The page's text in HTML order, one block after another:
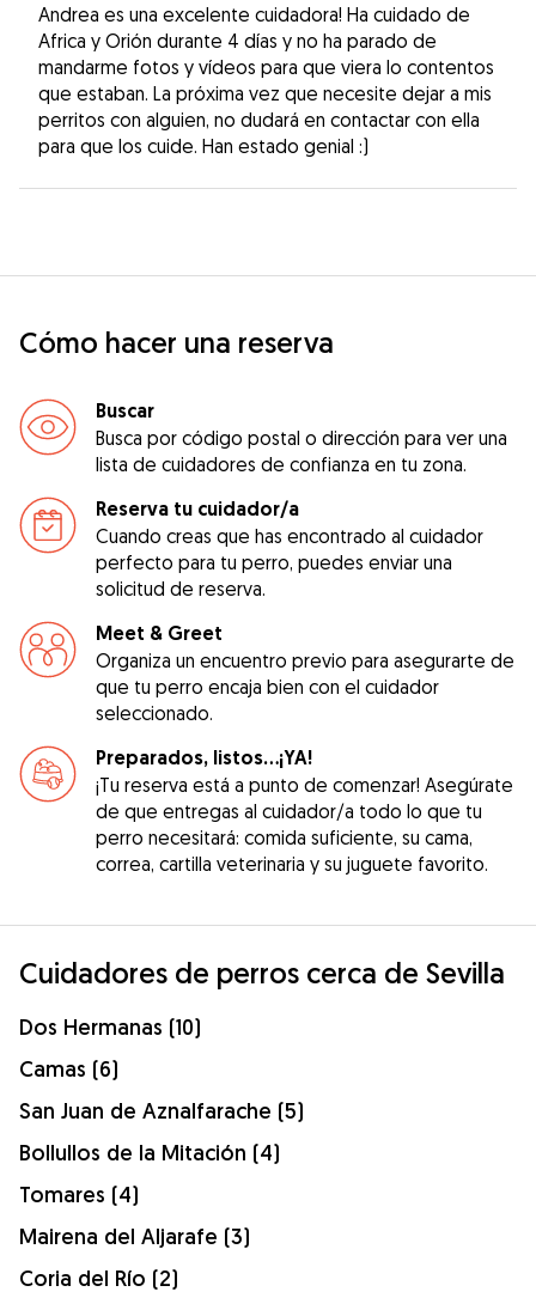
Andrea es una excelente cuidadora! Ha cuidado de
Africa y Orión durante 4 días y no ha parado de
mandarme fotos y vídeos para que viera lo contentos
que estaban. La próxima vez que necesite dejar a mis
perritos con alguien, no dudará en contactar con ella
para que los cuide. Han estado genial :)
Cómo hacer una reserva
Buscar
Busca por código postal o dirección para ver una
lista de cuidadores de confianza en tu zona.
Reserva tu cuidador/a
Cuando creas que has encontrado al cuidador
perfecto para tu perro, puedes enviar una
solicitud de reserva.
Meet & Greet
Organiza un encuentro previo para asegurarte de
que tu perro encaja bien con el cuidador
seleccionado.
Preparados, listos...¡YA!
¡Tu reserva está a punto de comenzar! Asegúrate
de que entregas al cuidador/a todo lo que tu
perro necesitará: comida suficiente, su cama,
correa, cartilla veterinaria y su juguete favorito.
Cuidadores de perros cerca de Sevilla
Dos Hermanas (10)
Camas (6)
San Juan de Aznalfarache (5)
Bollullos de la Mitación (4)
Tomares (4)
Mairena del Aljarafe (3)
Coria del Río (2)